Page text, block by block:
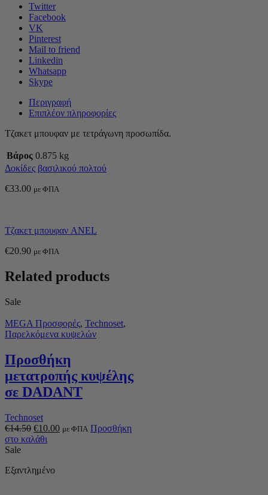
Twitter
Facebook
VK
Pinterest
Mail to friend
Linkedin
Whatsapp
Skype
Περιγραφή
Επιπλέον πληροφορίες
Τζακετ μπουφαν με τετράγωνη προσωπίδα.
Βάρος 0.875 kg
Δοκίδες βασιλικού πολτού
€33.00 με ΦΠΑ
Τζακετ μπουφαν ANEL
€20.90 με ΦΠΑ
Related products
Sale
MEGA Προσφορές, Technoset,
Παρελκόμενα κυψελών
Προσθήκη
μετατροπής κυψέλης
σε DADANT
Technoset
€14.50 €10.00 με ΦΠΑ Προσθήκη
στο καλάθι
Sale
Εξαντλημένο